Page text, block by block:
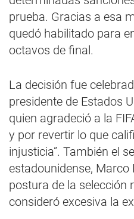
prueba. Gracias a esa
quedó habilitado para
octavos de final.
La decisión fue
presidente de Estados
quien agradeció a la
y por revertir lo que
injusticia”. También el
estadounidense, Marco
postura de la selección
consideró excesiva la